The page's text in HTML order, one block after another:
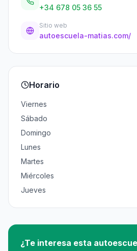
+34 678 05 36 55
Sitio web
autoescuela-matias.com/
Horario
Viernes
Sábado
Domingo
Lunes
Martes
Miércoles
Jueves
¿Te interesa esta